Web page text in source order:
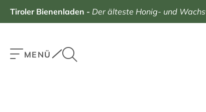
Tiroler Bienenladen - Der älteste Honig- und
MENÜ